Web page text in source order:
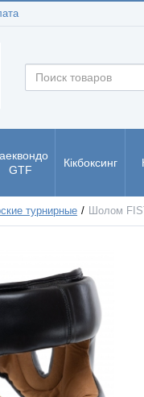
GTF
Кікбоксинг
турнирные Шолом